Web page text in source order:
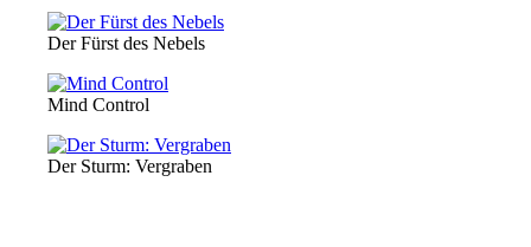
Der Fürst des Nebels
Mind Control
Der Sturm: Vergraben